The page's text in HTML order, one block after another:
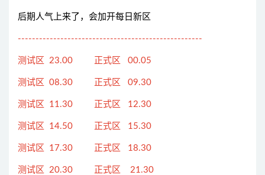
后期人气上来了，会加开每日新区
----------------------------------------------------
测试区 23.00 正式区 00.05
测试区 08.30 正式区 09.30
测试区 11.30 正式区 12.30
测试区 14.50 正式区 15.30
测试区 17.30 正式区 18.30
测试区 20.30 正式区 21.30